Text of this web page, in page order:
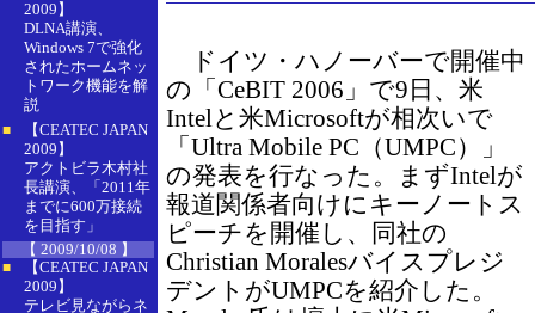
2009】
DLNA講演、
Windows 7で強化
されたホームネッ
トワーク機能を解
説
■
【CEATEC JAPAN
2009】
アクトビラ木村社
長講演、「2011年
までに600万接続
を目指す」
【 2009/10/08 】
■
【CEATEC JAPAN
2009】
テレビ見ながらネ
ドイツ・ハノーバーで開催中
の「CeBIT 2006」で9日、米
Intelと米Microsoftが相次いで
「Ultra Mobile PC（UMPC）」
の発表を行なった。まずIntelが
報道関係者向けにキーノートス
ピーチを開催し、同社の
Christian Moralesバイスプレジ
デントがUMPCを紹介した。